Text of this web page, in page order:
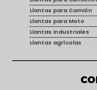
Llantas para Camión
Llantas para Moto
Llantas industriales
Llantas agrícolas